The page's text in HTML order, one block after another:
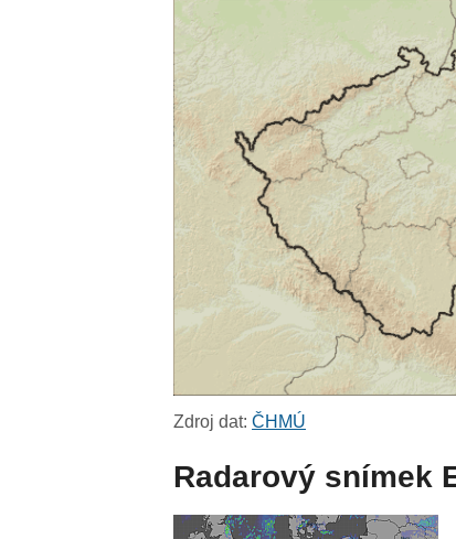
Zdroj dat:ČHMÚ
Radarový snímek